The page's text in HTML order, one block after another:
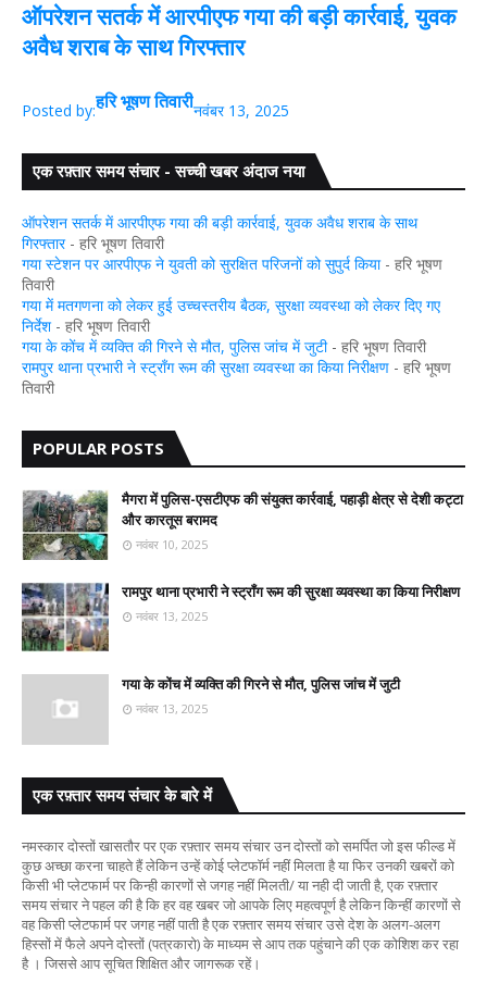
ऑपरेशन सतर्क में आरपीएफ गया की बड़ी कार्रवाई, युवक
अवैध शराब के साथ गिरफ्तार
Posted by:हरि भूषण तिवारीनवंबर 13, 2025
एक रफ़्तार समय संचार - सच्ची खबर अंदाज नया
ऑपरेशन सतर्क में आरपीएफ गया की बड़ी कार्रवाई, युवक अवैध शराब के साथ
गिरफ्तार- हरि भूषण तिवारी
गया स्टेशन पर आरपीएफ ने युवती को सुरक्षित परिजनों को सुपुर्द किया- हरि भूषण
तिवारी
गया में मतगणना को लेकर हुई उच्चस्तरीय बैठक, सुरक्षा व्यवस्था को लेकर दिए गए
निर्देश- हरि भूषण तिवारी
गया के कोंच में व्यक्ति की गिरने से मौत, पुलिस जांच में जुटी- हरि भूषण तिवारी
रामपुर थाना प्रभारी ने स्ट्रॉंग रूम की सुरक्षा व्यवस्था का किया निरीक्षण - हरि भूषण
तिवारी
POPULAR POSTS
मैगरा में पुलिस-एसटीएफ की संयुक्त कार्रवाई, पहाड़ी क्षेत्र से देशी कट्टा
और कारतूस बरामद
नवंबर 10, 2025
रामपुर थाना प्रभारी ने स्ट्रॉंग रूम की सुरक्षा व्यवस्था का किया निरीक्षण
नवंबर 13, 2025
गया के कोंच में व्यक्ति की गिरने से मौत, पुलिस जांच में जुटी
नवंबर 13, 2025
एक रफ़्तार समय संचार के बारे में
नमस्कार दोस्तों खासतौर पर एक रफ़्तार समय संचार उन दोस्तों को समर्पित जो इस फील्ड में
कुछ अच्छा करना चाहते हैं लेकिन उन्हें कोई प्लेटफॉर्म नहीं मिलता है या फिर उनकी खबरों को
किसी भी प्लेटफार्म पर किन्ही कारणों से जगह नहीं मिलती/ या नही दी जाती है, एक रफ़्तार
समय संचार ने पहल की है कि हर वह खबर जो आपके लिए महत्वपूर्ण है लेकिन किन्हीं कारणों से
वह किसी प्लेटफार्म पर जगह नहीं पाती है एक रफ़्तार समय संचार उसे देश के अलग-अलग
हिस्सों में फैले अपने दोस्तों (पत्रकारो) के माध्यम से आप तक पहुंचाने की एक कोशिश कर रहा
है । जिससे आप सूचित शिक्षित और जागरूक रहें।